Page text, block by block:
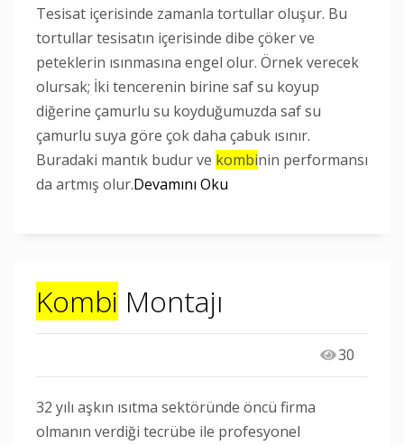
Tesisat içerisinde zamanla tortullar oluşur. Bu
tortullar tesisatın içerisinde dibe çöker ve
peteklerin ısınmasına engel olur. Örnek verecek
olursak; İki tencerenin birine saf su koyup
diğerine çamurlu su koyduğumuzda saf su
çamurlu suya göre çok daha çabuk ısınır.
Buradaki mantık budur ve kombinin performansı
da artmış olur.Devamını Oku
Kombi Montajı
30
32 yılı aşkın ısıtma sektöründe öncü firma
olmanın verdiği tecrübe ile profesyonel